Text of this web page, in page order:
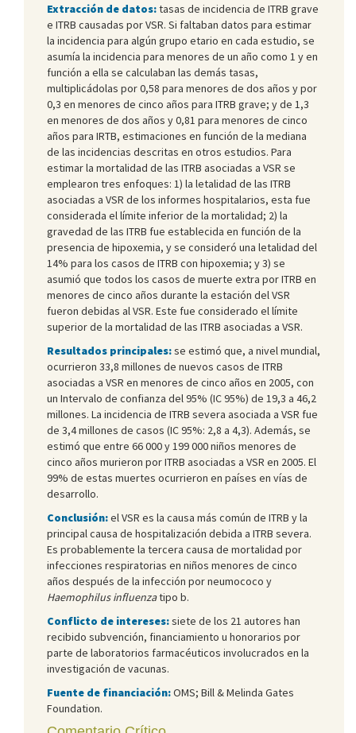
Extracción de datos:tasas de incidencia de ITRB grave
e ITRB causadas por VSR. Si faltaban datos para estimar
la incidencia para algún grupo etario en cada estudio, se
asumía la incidencia para menores de un año como 1 y en
función a ella se calculaban las demás tasas,
multiplicádolas por 0,58 para menores de dos años y por
0,3 en menores de cinco años para ITRB grave; y de 1,3
en menores de dos años y 0,81 para menores de cinco
años para IRTB, estimaciones en función de la mediana
de las incidencias descritas en otros estudios. Para
estimar la mortalidad de las ITRB asociadas a VSR se
emplearon tres enfoques: 1) la letalidad de las ITRB
asociadas a VSR de los informes hospitalarios, esta fue
considerada el límite inferior de la mortalidad; 2) la
gravedad de las ITRB fue establecida en función de la
presencia de hipoxemia, y se consideró una letalidad del
14% para los casos de ITRB con hipoxemia; y 3) se
asumió que todos los casos de muerte extra por ITRB en
menores de cinco años durante la estación del VSR
fueron debidas al VSR. Este fue considerado el límite
superior de la mortalidad de las ITRB asociadas a VSR.
Resultados principales:se estimó que, a nivel mundial,
ocurrieron 33,8 millones de nuevos casos de ITRB
asociadas a VSR en menores de cinco años en 2005, con
un Intervalo de confianza del 95% (IC 95%) de 19,3 a 46,2
millones. La incidencia de ITRB severa asociada a VSR fue
de 3,4 millones de casos (IC 95%: 2,8 a 4,3). Además, se
estimó que entre 66 000 y 199 000 niños menores de
cinco años murieron por ITRB asociadas a VSR en 2005. El
99% de estas muertes ocurrieron en países en vías de
desarrollo.
Conclusión:el VSR es la causa más común de ITRB y la
principal causa de hospitalización debida a ITRB severa.
Es probablemente la tercera causa de mortalidad por
infecciones respiratorias en niños menores de cinco
años después de la infección por neumococo y
Haemophilus influenzatipo b.
Conflicto de intereses:siete de los 21 autores han
recibido subvención, financiamiento u honorarios por
parte de laboratorios farmacéuticos involucrados en la
investigación de vacunas.
Fuente de financiación:OMS; Bill & Melinda Gates
Foundation.